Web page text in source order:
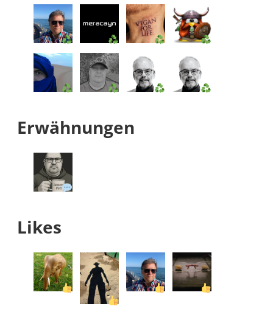
Erwähnungen
Likes